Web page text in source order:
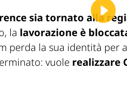
sia tornato alla
la lavorazione è
perda la sua identità per
vuole realizzare